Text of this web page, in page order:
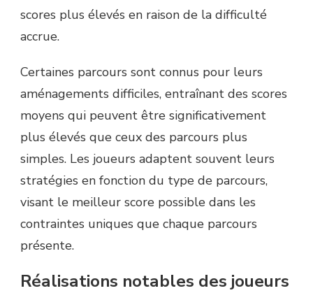
scores plus élevés en raison de la difficulté
accrue.
Certaines parcours sont connus pour leurs
aménagements difficiles, entraînant des scores
moyens qui peuvent être significativement
plus élevés que ceux des parcours plus
simples. Les joueurs adaptent souvent leurs
stratégies en fonction du type de parcours,
visant le meilleur score possible dans les
contraintes uniques que chaque parcours
présente.
Réalisations notables des joueurs